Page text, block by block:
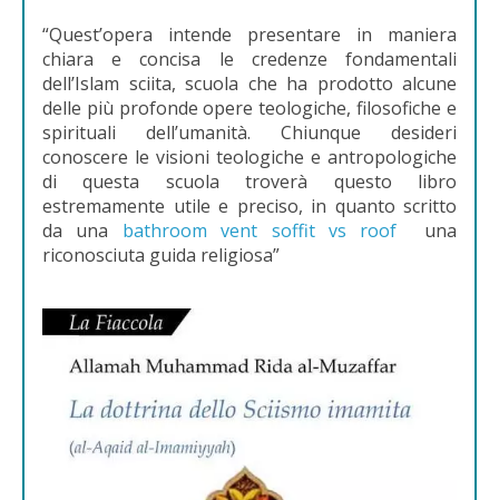
“Quest’opera intende presentare in maniera
chiara e concisa le credenze fondamentali
dell’Islam sciita, scuola che ha prodotto alcune
delle più profonde opere teologiche, filosofiche e
spirituali dell’umanità. Chiunque desideri
conoscere le visioni teologiche e antropologiche
di questa scuola troverà questo libro
estremamente utile e preciso, in quanto scritto
da una bathroom vent soffit vs roof una
riconosciuta guida religiosa”